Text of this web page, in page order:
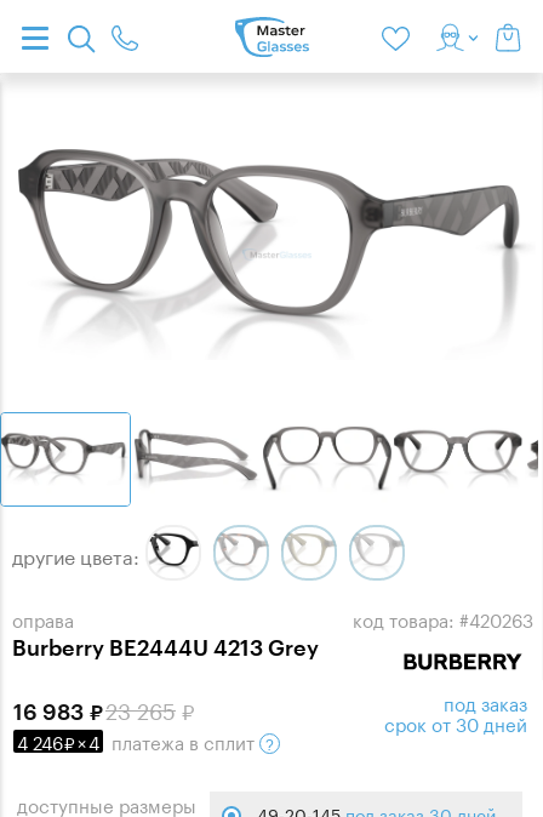
оправа
Burberry BE2444U 4213 Grey
код товара: #420263
другие цвета:
23 265
16 983
4 246 ×4 платежа в сплит
под заказ
срок от 30 дней
доступные размеры